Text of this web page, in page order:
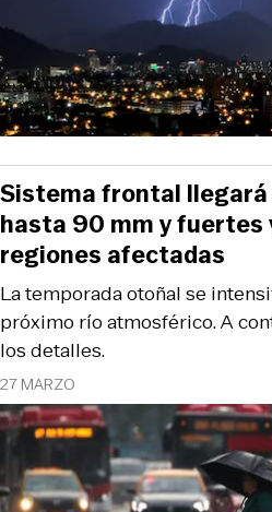
27 MARZO
La temporada otoñal se
próximo río atmosférico. A
los detalles.
Sistema frontal llegará
hasta 90 mm y fuertes
regiones afectadas